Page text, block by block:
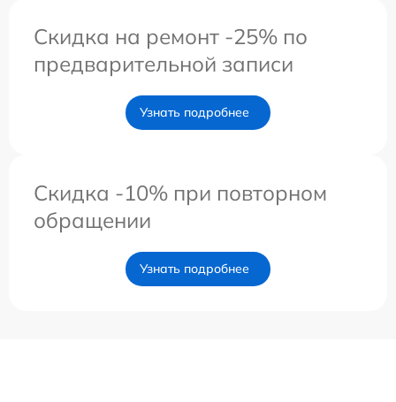
Скидка на ремонт -25% по
предварительной записи
Узнать подробнее
Скидка -10% при повторном
обращении
Узнать подробнее